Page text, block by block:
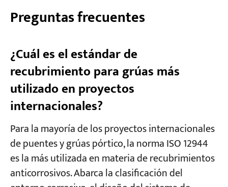
Preguntas frecuentes
¿Cuál es el estándar de
recubrimiento para grúas más
utilizado en proyectos
internacionales?
Para la mayoría de los proyectos internacionales
de puentes y grúas pórtico, la norma ISO 12944
es la más utilizada en materia de recubrimientos
anticorrosivos. Abarca la clasificación del